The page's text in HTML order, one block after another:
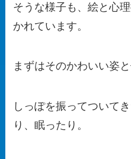
そうな様子も、絵と心
かれています。
まずはそのかわいい姿と
しっぽを振ってついて
り、眠ったり。